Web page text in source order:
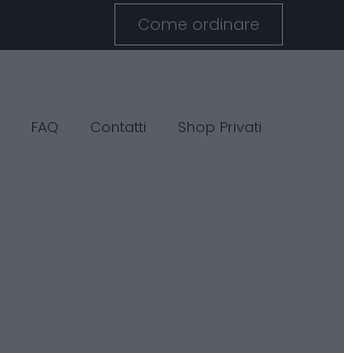
Come ordinare
FAQ Contatti Shop Privati